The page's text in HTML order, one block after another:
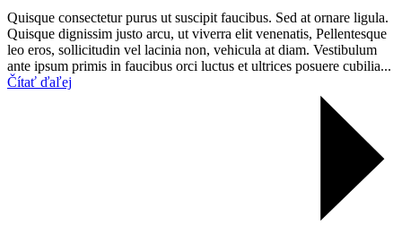
Quisque consectetur purus ut suscipit faucibus. Sed at ornare ligula.
Quisque dignissim justo arcu, ut viverra elit venenatis, Pellentesque
leo eros, sollicitudin vel lacinia non, vehicula at diam. Vestibulum
ante ipsum primis in faucibus orci luctus et ultrices posuere cubilia...
Čítať ďaľej